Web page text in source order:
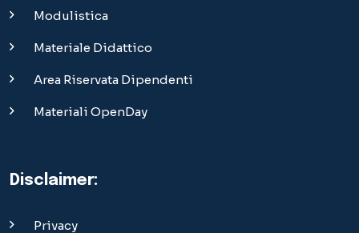
Modulistica
Materiale Didattico
Area Riservata Dipendenti
Materiali OpenDay
Disclaimer:
Privacy